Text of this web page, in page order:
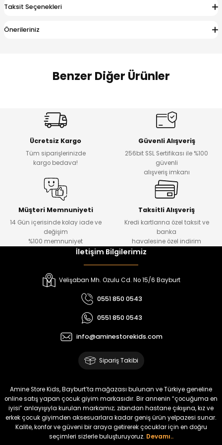
Taksit Seçenekleri
Önerileriniz
Benzer Diğer Ürünler
Dantelya Kız Çocuk Tişört
Puba Unisex Kot 3’lü Takım
Urban Kız Çocuk Süveterli Tunik Gömlek Navi Kız Çocuk Kot Pantolon
₺ 650
Melra Kız Çocuk Kot Pantolon
%15
Tivon Kız Çocuk 3’lü Takım
₺ 2.340
Koren Kız Çocuk ve Bebek Tayt
₺ 320
₺ 250
Yeni
Koren Kız Çocuk ve Bebek Tayt
₺ 320
₺ 250
%22
Koren Kız Çocuk ve Bebek Tayt
%22
Koren Kız Çocuk ve Bebek Tayt
Ücretsiz Kargo
Tüm siparişlerinizde
kargo bedava!
Güvenli Alışveriş
256bit SSL Sertifikası ile %100
güvenli
alışveriş imkanı
Müşteri Memnuniyeti
14 Gün içerisinde kolay iade ve
değişim
%100 memnuniyet
Taksitli Alışveriş
Kredi kartlarına özel taksit ve
banka
havalesine özel indirim
İletişim Bilgilerimiz
Velişaban Mh. Ozulu Cd. No 15/6 Bayburt
0551 850 0543
0551 850 0543
info@aminestorekids.com
Sipariş Takibi
Amine Store Kids, Bayburt’ta mağazası bulunan ve Türkiye geneline
online satış yapan çocuk giyim markasıdır. Bir annenin “çocuğuma en
iyisi” anlayışıyla kurulan markamız; zıbından hastane çıkışına, kız ve
erkek çocuk giyimden aksesuarlara kadar geniş ürün yelpazesi sunar.
Kalite, konfor ve güveni bir araya getirerek çocuklar için en doğru
seçimleri sizlerle buluşturuyoruz. Devamı..
Alt
ve Taç